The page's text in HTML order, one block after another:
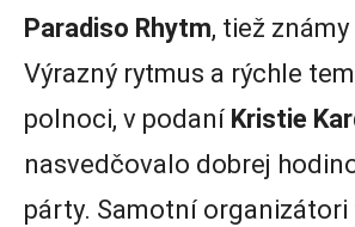
Paradiso Rhytm, tiež
Výrazný rytmus a rýchle
polnoci, v podaní Kristie
nasvedčovalo dobrej
párty. Samotní